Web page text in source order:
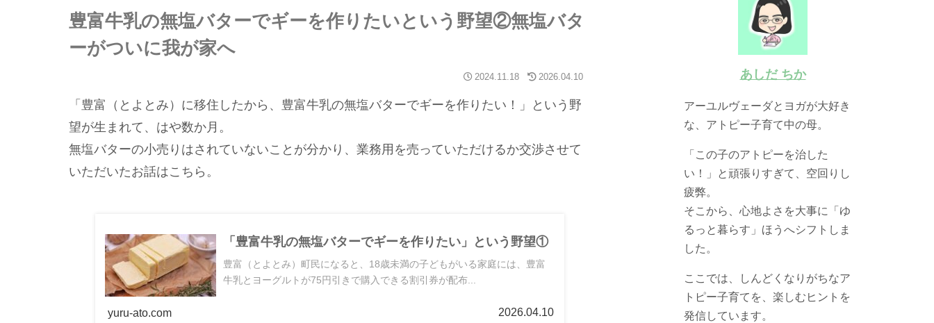
豊富牛乳の無塩バターでギーを作りたいという野望②無塩バタ
ーがついに我が家へ
2024.11.18 2026.04.10
「豊富（とよとみ）に移住したから、豊富牛乳の無塩バターでギーを作りたい！」という野
望が生まれて、はや数か月。
無塩バターの小売りはされていないことが分かり、業務用を売っていただけるか交渉させて
いただいたお話はこちら。
「豊富牛乳の無塩バターでギーを作りたい」という野望①
豊富（とよとみ）町民になると、18歳未満の子どもがいる家庭には、豊富
牛乳とヨーグルトが75円引きで購入できる割引券が配布...
yuru-ato.com 2026.04.10
あしだ ちか
アーユルヴェーダとヨガが大好き
な、アトピー子育て中の母。
「この子のアトピーを治した
い！」と頑張りすぎて、空回りし
疲弊。
そこから、心地よさを大事に「ゆ
るっと暮らす」ほうへシフトしま
した。
ここでは、しんどくなりがちなア
トピー子育てを、楽しむヒントを
発信しています。